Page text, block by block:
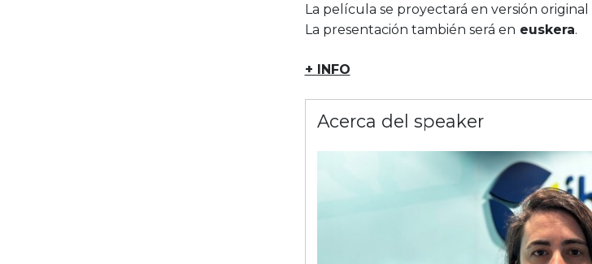
La película se proyectará en versión original
La presentación también será en euskera.
+ INFO
Acerca del speaker